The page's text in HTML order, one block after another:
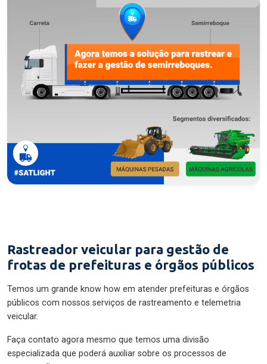
Rastreador veicular para gestão de
frotas de prefeituras e órgãos públicos
Temos um grande know how em atender prefeituras e órgãos
públicos com nossos serviços de rastreamento e telemetria
veicular.
Faça contato agora mesmo que temos uma divisão
especializada que poderá auxiliar sobre os processos de